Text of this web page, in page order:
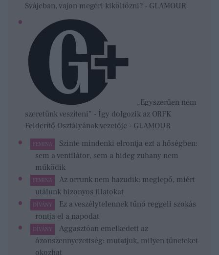
Svájcban, vajon megéri kiköltözni? - GLAMOUR
„Egyszerűen nem
szeretünk veszíteni” - Így dolgozik az ORFK
Felderítő Osztályának vezetője - GLAMOUR
FEMINA
Szinte mindenki elrontja ezt a hőségben:
sem a ventilátor, sem a hideg zuhany nem
működik
FEMINA
Az orrunk nem hazudik: meglepő, miért
utálunk bizonyos illatokat
DÍVÁNY
Ez a veszélytelennek tűnő reggeli szokás
rontja el a napodat
DÍVÁNY
Aggasztóan emelkedett az
ózonszennyezettség: mutatjuk, milyen tüneteket
okozhat